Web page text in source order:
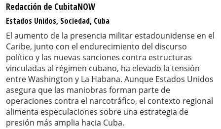
Redacción de CubitaNOW
Estados Unidos, Sociedad, Cuba
El aumento de la presencia militar estadounidense en el
Caribe, junto con el endurecimiento del discurso
político y las nuevas sanciones contra estructuras
vinculadas al régimen cubano, ha elevado la tensión
entre Washington y La Habana. Aunque Estados Unidos
asegura que las maniobras forman parte de
operaciones contra el narcotráfico, el contexto regional
alimenta especulaciones sobre una estrategia de
presión más amplia hacia Cuba.